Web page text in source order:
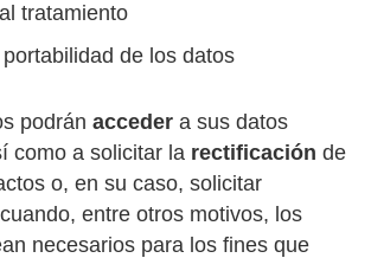
tratamiento
de los datos
podrán acceder a sus datos
como a solicitar la rectificación de
o, en su caso, solicitar
cuando, entre otros motivos, los
necesarios para los fines que